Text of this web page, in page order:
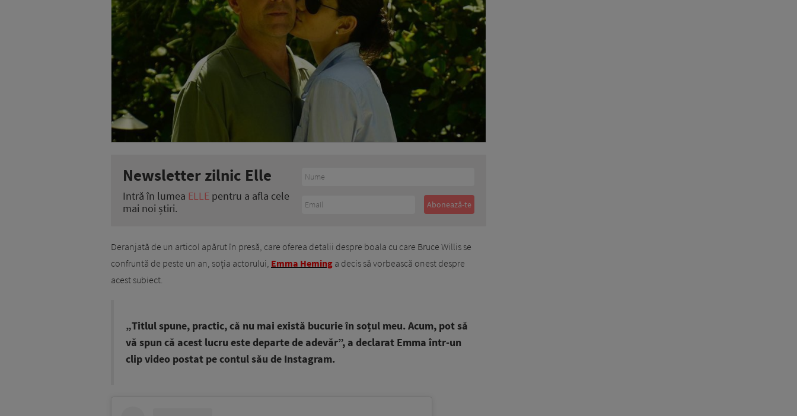
Newsletter zilnic Elle
Intră în lumea ELLE pentru a afla cele
mai noi știri.
Deranjată de un articol apărut în presă, care oferea detalii despre boala cu care Bruce Willis se
confruntă de peste un an, soția actorului, Emma Heming a decis să vorbească onest despre
acest subiect.
„Titlul spune, practic, că nu mai există bucurie în soțul meu. Acum, pot să
vă spun că acest lucru este departe de adevăr”, a declarat Emma într-un
clip video postat pe contul său de Instagram.